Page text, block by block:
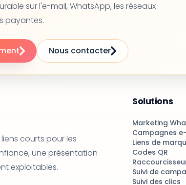
sur l'e-mail, WhatsApp, les réseaux
payantes.
Nous contacter
courts pour les
une présentation
exploitables.
Solutions
Marketing
Campagnes
Liens de
Codes QR
Suivi de
Suivi des clics